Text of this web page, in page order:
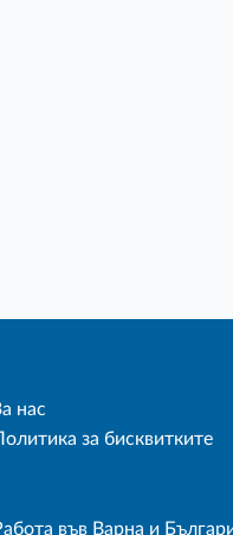
нас
за бисквитките
във Варна и